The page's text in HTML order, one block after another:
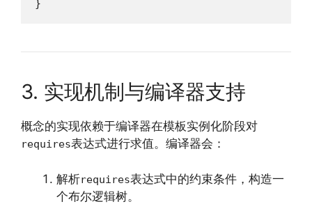
}
3. 实现机制与编译器支持
概念的实现依赖于编译器在模板实例化阶段对
requires表达式进行求值。编译器会：
解析requires表达式中的约束条件，构造一
个布尔逻辑树。